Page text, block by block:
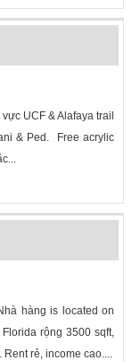
UCF & Alafaya trail
& Ped. Free acrylic
hàng is located on
rộng 3500 sqft,
rẻ, income cao....